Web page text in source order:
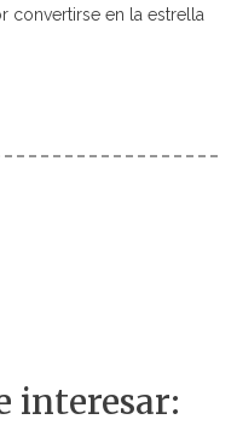
convertirse en la estrella
interesar: